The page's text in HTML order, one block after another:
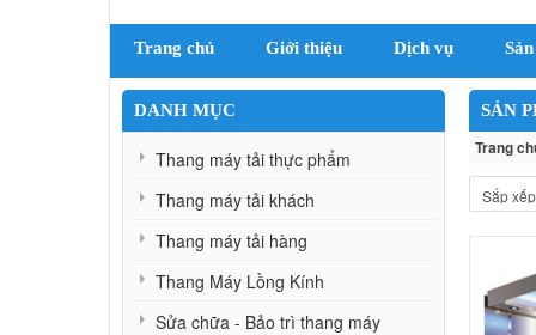
Trang chủ Giới thiệu Dịch vụ
SẢN
Trang
DANH MỤC
Thang máy tải thực phẩm
Thang máy tải khách
Thang máy tải hàng
Thang Máy Lồng Kính
Sửa chữa - Bảo trì thang máy